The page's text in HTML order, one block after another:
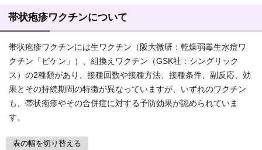
帯状疱疹ワクチンについて
帯状疱疹ワクチンには生ワクチン（阪大微研：乾燥弱毒生水痘ワ
クチン「ビケン」）、組換えワクチン（GSK社：シングリック
ス）の2種類があり、接種回数や接種方法、接種条件、副反応、効
果とその持続期間の特徴が異なっていますが、いずれのワクチン
も、帯状疱疹やその合併症に対する予防効果が認められていま
す。
表の幅を切り替える